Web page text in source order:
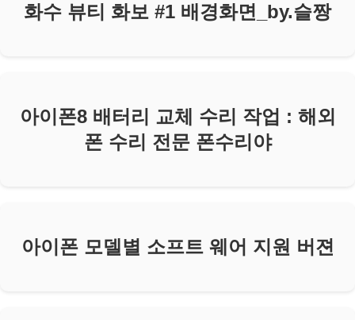
화수 뷰티 화보 #1 배경화면_by.슬짱
아이폰8 배터리 교체 수리 작업 : 해외
폰 수리 전문 폰수리야
아이폰 모델별 소프트 웨어 지원 버젼